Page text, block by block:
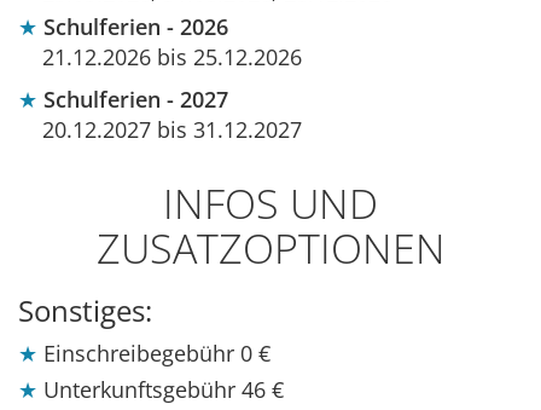
Schulferien - 2026
21.12.2026 bis 25.12.2026
Schulferien - 2027
20.12.2027 bis 31.12.2027
INFOS UND
ZUSATZOPTIONEN
Sonstiges:
Einschreibegebühr 0 €
Unterkunftsgebühr 46 €